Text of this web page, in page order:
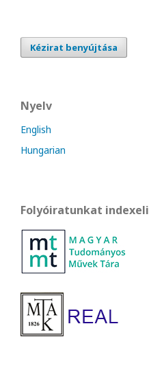
Kézirat benyújtása
Nyelv
English
Hungarian
Folyóiratunkat indexeli